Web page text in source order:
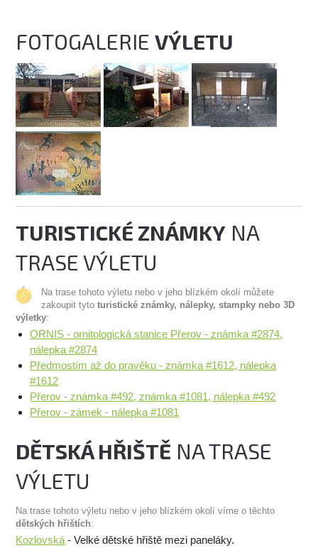
FOTOGALERIEVÝLETU
TURISTICKÉ ZNÁMKY NA
TRASE VÝLETU
Na trase tohoto výletu nebo v jeho blízkém okolí můžete
zakoupit tytoturistické známky, nálepky, stampky nebo 3D
výletky:
ORNIS - ornitologická stanice Přerov - známka #2874,
nálepka #2874
Předmostím až do pravěku - známka #1612, nálepka
#1612
Přerov - známka #492, známka #1081, nálepka #492
Přerov - zámek - nálepka #1081
DĚTSKÁ HŘIŠTĚ NA TRASE
VÝLETU
Na trase tohoto výletu nebo v jeho blízkém okolí víme o těchto
dětských hřištích:
Kozlovská - Velké dětské hřiště mezi paneláky.